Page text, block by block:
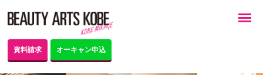
資料請求 オーキャン申込